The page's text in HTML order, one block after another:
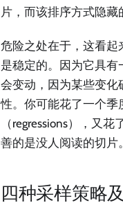
片，而该排序方式隐藏
危险之处在于，这看
是稳定的。因为它具
会变动，因为某些变
性。你可能花了一个季
（regressions），又
善的是没人阅读的切片。
四种采样策略